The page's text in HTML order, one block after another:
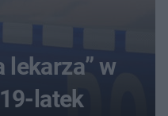
lekarza” w
latek